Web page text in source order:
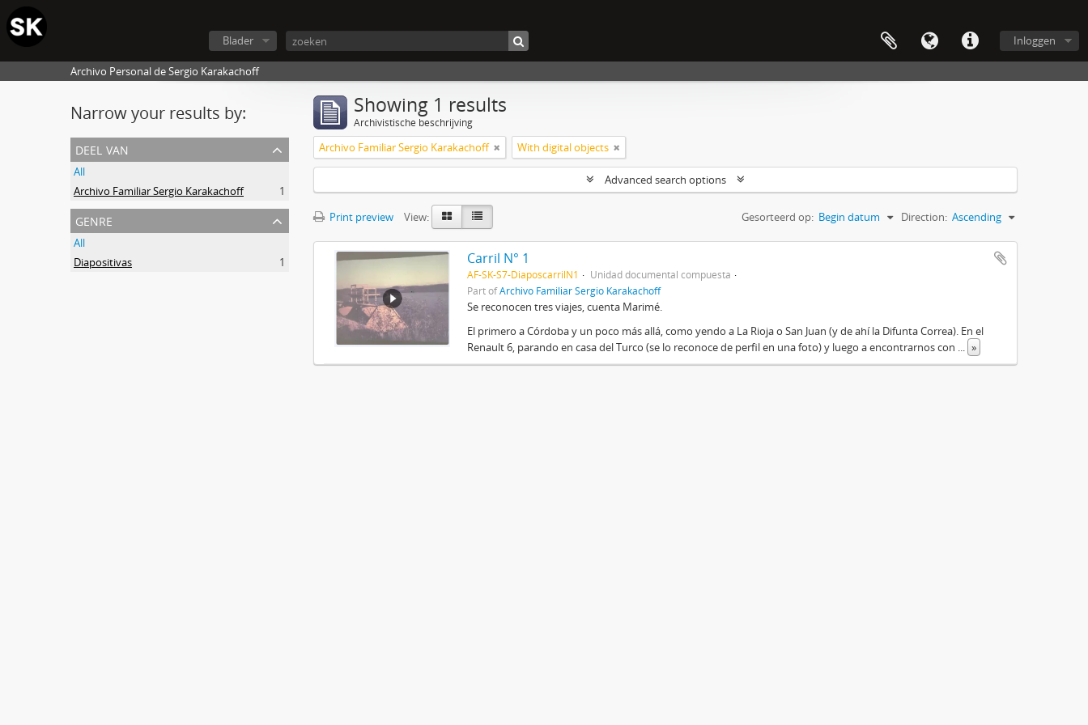
Inloggen
Blader
Archivo Personal de Sergio Karakachoff
Narrow your results by:
deel van
All
Archivo Familiar Sergio Karakachoff
1
genre
All
Diapositivas
1
Showing 1 results
Archivistische beschrijving
Archivo Familiar Sergio Karakachoff With digital objects
Advanced search options
Print preview View: Gesorteerd op: Begin datum Direction: Ascending
Carril N° 1
AF-SK-S7-DiaposcarrilN1
Unidad documental compuesta
Part ofArchivo Familiar Sergio Karakachoff
Se reconocen tres viajes, cuenta Marimé.
El primero a Córdoba y un poco más allá, como yendo a La Rioja o San Juan (y de ahí la Difunta Correa). En el
Renault 6, parando en casa del Turco (se lo reconoce de perfil en una foto) y luego a encontrarnos con ... »